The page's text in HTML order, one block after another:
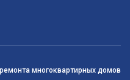
многоквартирных домов